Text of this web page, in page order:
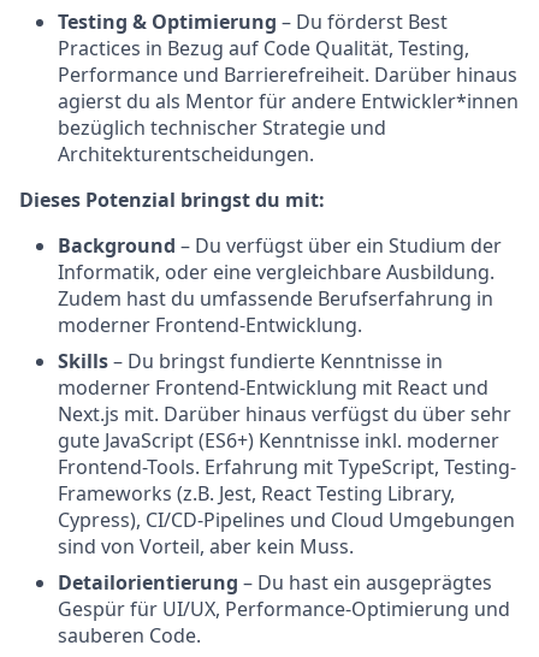
Testing & Optimierung – Du förderst Best
Practices in Bezug auf Code Qualität, Testing,
Performance und Barrierefreiheit. Darüber hinaus
agierst du als Mentor für andere Entwickler*innen
bezüglich technischer Strategie und
Architekturentscheidungen.
Dieses Potenzial bringst du mit:
Background – Du verfügst über ein Studium der
Informatik, oder eine vergleichbare Ausbildung.
Zudem hast du umfassende Berufserfahrung in
moderner Frontend-Entwicklung.
Skills– Du bringst fundierte Kenntnisse in
moderner Frontend-Entwicklung mit React und
Next.js mit. Darüber hinaus verfügst du über sehr
gute JavaScript (ES6+) Kenntnisse inkl. moderner
Frontend-Tools. Erfahrung mit TypeScript, Testing-
Frameworks (z.B. Jest, React Testing Library,
Cypress), CI/CD-Pipelines und Cloud Umgebungen
sind von Vorteil, aber kein Muss.
Detailorientierung – Du hast ein ausgeprägtes
Gespür für UI/UX, Performance-Optimierung und
sauberen Code.